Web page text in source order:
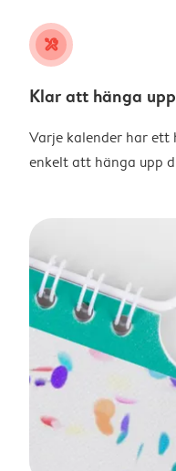
tools
Klar att hänga upp
Varje kalender har ett
enkelt att hänga upp